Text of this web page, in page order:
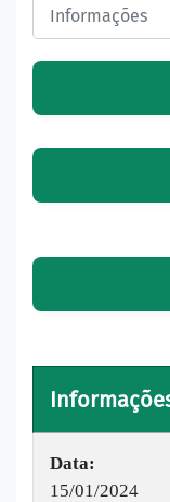
Data:
15/01/2024